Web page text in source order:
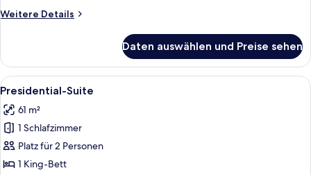
anzeigen
Weitere Details
Weitere
Suite,
Queen
Daten auswählen und Preise sehen
Alle
Fotos
für
Presidential-
Suite
anzeigen
Presidential-Suite | Hochwertige
5
Presidential-Suite
61 m²
1 Schlafzimmer
Platz für 2 Personen
1 King-Bett